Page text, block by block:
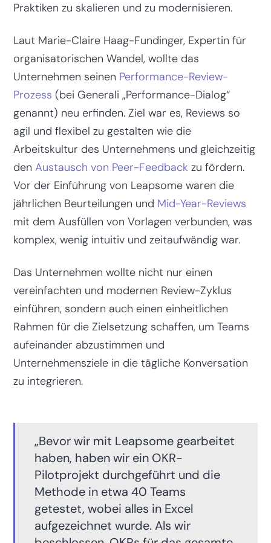
Praktiken zu skalieren und zu modernisieren.
Laut Marie-Claire Haag-Fundinger, Expertin für
organisatorischen Wandel, wollte das
Unternehmen seinen Performance-Review-
Prozess (bei Generali „Performance-Dialog“
genannt) neu erfinden. Ziel war es, Reviews so
agil und flexibel zu gestalten wie die
Arbeitskultur des Unternehmens und gleichzeitig
den Austausch von Peer-Feedback zu fördern.
Vor der Einführung von Leapsome waren die
jährlichen Beurteilungen und Mid-Year-Reviews
mit dem Ausfüllen von Vorlagen verbunden, was
komplex, wenig intuitiv und zeitaufwändig war.
Das Unternehmen wollte nicht nur einen
vereinfachten und modernen Review-Zyklus
einführen, sondern auch einen einheitlichen
Rahmen für die Zielsetzung schaffen, um Teams
aufeinander abzustimmen und
Unternehmensziele in die tägliche Konversation
zu integrieren.
„Bevor wir mit Leapsome gearbeitet
haben, haben wir ein OKR-
Pilotprojekt durchgeführt und die
Methode in etwa 40 Teams
getestet, wobei alles in Excel
aufgezeichnet wurde. Als wir